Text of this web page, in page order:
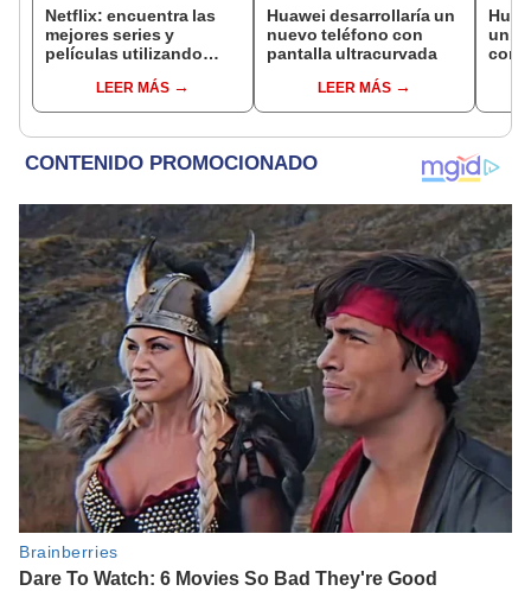
Netflix: encuentra las
mejores series y
películas utilizando
LEER MÁS
Huawei desarrollaría un
nuevo teléfono con
pantalla ultracurvada
LEER MÁS
con